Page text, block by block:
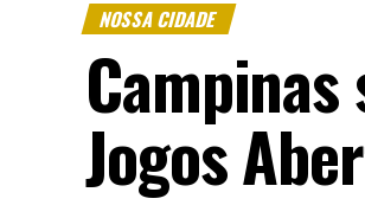
NOSSA CIDADE
Campinas
Jogos